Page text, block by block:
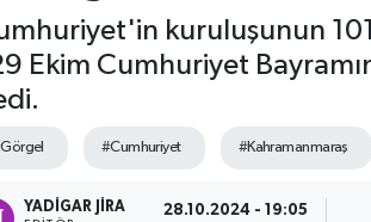
kuruluşunun
Ekim Cumhuriyet
#Cumhuriyet #Kahramanmaraş
YADIGAR JIRA 28.10.2024 - 19:05
Durumu ve Fikstür
Haberleri